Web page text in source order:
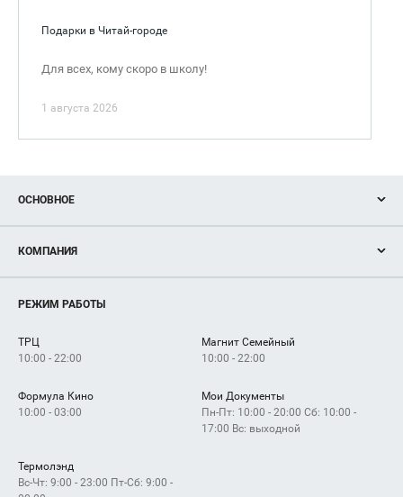
Подарки в Читай-городе
Для всех, кому скоро в школу!
1 августа 2026
ОСНОВНОЕ
Новости
Магазины
Услуги
КОМПАНИЯ
Рекламодателям
Как добраться
РЕЖИМ РАБОТЫ
ТРЦ
10:00 - 22:00
Магнит Семейный
10:00 - 22:00
Формула Кино
10:00 - 03:00
Мои Документы
Пн-Пт: 10:00 - 20:00 Сб: 10:00 -
17:00 Вс: выходной
Термолэнд
Вс-Чт: 9:00 - 23:00 Пт-Сб: 9:00 -